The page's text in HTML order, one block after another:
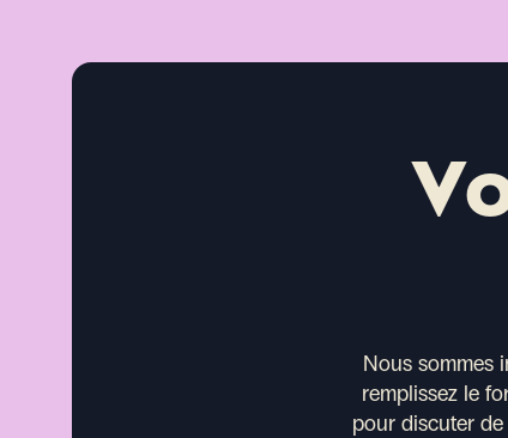
Nous sommes
remplissez le
pour discuter